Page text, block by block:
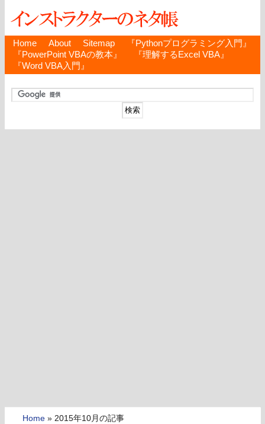
Home About Sitemap
『Pythonプログラミング入門』
『PowerPoint VBAの教本』
『理解するExcel VBA』
『Word VBA入門』
Home » 2015年10月の記事